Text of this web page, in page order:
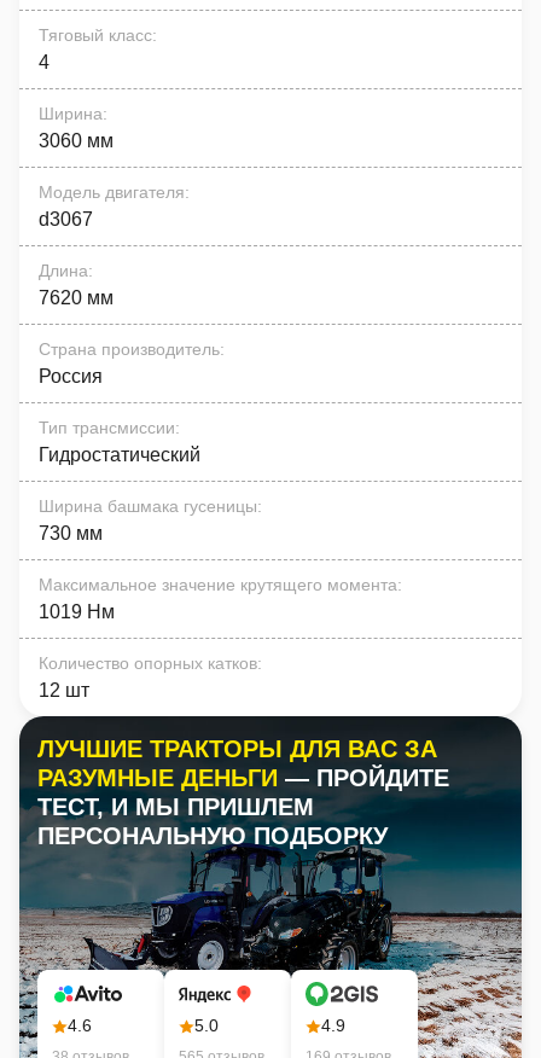
Тяговый класс:
4
Ширина:
3060 мм
Модель двигателя:
d3067
Длина:
7620 мм
Страна производитель:
Россия
Тип трансмиссии:
Гидростатический
Ширина башмака гусеницы:
730 мм
Максимальное значение крутящего момента:
1019 Нм
Количество опорных катков:
12 шт
ЛУЧШИЕ ТРАКТОРЫ ДЛЯ ВАС ЗА
РАЗУМНЫЕ ДЕНЬГИ — ПРОЙДИТЕ
ТЕСТ, И МЫ ПРИШЛЕМ
ПЕРСОНАЛЬНУЮ ПОДБОРКУ
4.6 5.0 4.9